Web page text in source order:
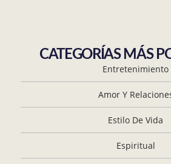
CATEGORÍAS MÁS
Entretenimiento
Amor Y
Estilo De Vida
Espiritual